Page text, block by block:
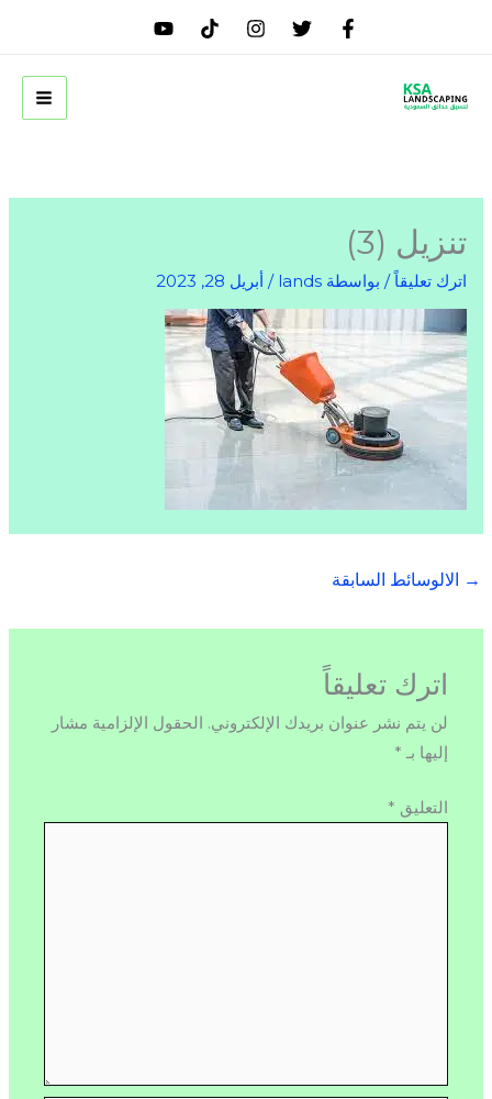
تنزيل (3)
اترك تعليقاً / بواسطة lands
/أبريل 28, 2023
→ الالوسائط السابقة
اترك تعليقاً
لن يتم نشر عنوان بريدك الإلكتروني. الحقول الإلزامية مشار
إليها بـ *
التعليق *